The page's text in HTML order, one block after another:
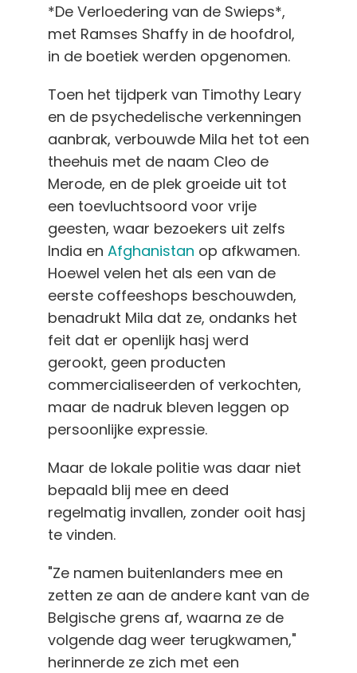
*De Verloedering van de Swieps*,
met Ramses Shaffy in de hoofdrol,
in de boetiek werden opgenomen.
Toen het tijdperk van Timothy Leary
en de psychedelische verkenningen
aanbrak, verbouwde Mila het tot een
theehuis met de naam Cleo de
Merode, en de plek groeide uit tot
een toevluchtsoord voor vrije
geesten, waar bezoekers uit zelfs
India en Afghanistan op afkwamen.
Hoewel velen het als een van de
eerste coffeeshops beschouwden,
benadrukt Mila dat ze, ondanks het
feit dat er openlijk hasj werd
gerookt, geen producten
commercialiseerden of verkochten,
maar de nadruk bleven leggen op
persoonlijke expressie.
Maar de lokale politie was daar niet
bepaald blij mee en deed
regelmatig invallen, zonder ooit hasj
te vinden.
"Ze namen buitenlanders mee en
zetten ze aan de andere kant van de
Belgische grens af, waarna ze de
volgende dag weer terugkwamen,"
herinnerde ze zich met een